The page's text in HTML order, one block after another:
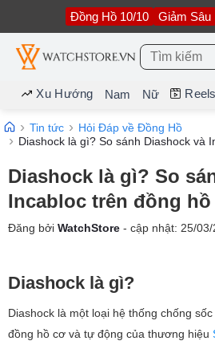
nội
dung
Đồng Hồ 10/10 Giảm Sâu
Tìm
kiếm:
Xu Hướng Nam Nữ Reels
Tin tức
Hỏi Đáp về Đồng Hồ
Diashock là gì? So sánh Diashock và
Diashock là gì? So
Incabloc trên đồng hồ
Đăng bởi WatchStore - cập nhật: 25/
Diashock là gì?
Diashock là một loại hệ thống chống
đồng hồ cơ và tự động của thương hiệu